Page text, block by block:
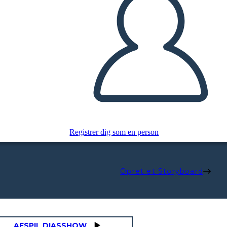
Registrer dig som en person
Opret et Storyboard